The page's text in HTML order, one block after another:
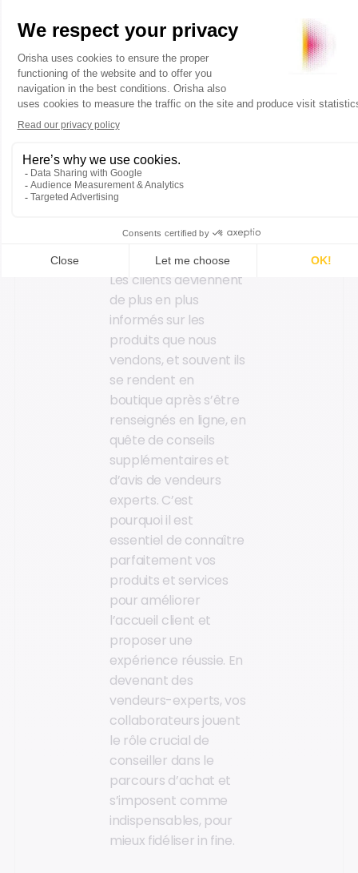
un bond en haute
saison, comme dans
un magasin de
location de skis par
exemple.
5. Connaissez
vos produits
doigts
Les clients deviennent
de plus en plus
informés sur les
produits que nous
vendons, et souvent ils
se rendent en
boutique après s’être
renseignés en ligne, en
quête de conseils
supplémentaires et
d’avis de vendeurs
experts. C’est
pourquoi il est
essentiel de connaître
parfaitement vos
produits et services
pour améliorer
l’accueil client et
proposer une
expérience réussie. En
devenant des
vendeurs-experts, vos
collaborateurs jouent
le rôle crucial de
conseiller dans le
parcours d’achat et
s’imposent comme
indispensables, pour
mieux fidéliser in fine.